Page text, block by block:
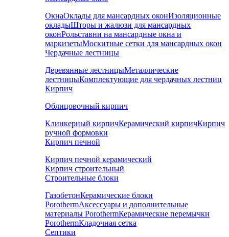
ОкнаОклады для мансардных оконИзоляционные
окладыШторы и жалюзи для мансардных
оконРольставни на мансардные окна и
маркизетыМоскитные сетки для мансардных окон
Чердачные лестницы
Деревянные лестницыМеталлические
лестницыКомплектующие для чердачных лестниц
Кирпич
Облицовочный кирпич
Клинкерный кирпичКерамический кирпичКирпич
ручной формовки
Кирпич печной
Кирпич печной керамический
Кирпич строительный
Строительные блоки
ГазобетонКерамические блоки
PorothermАксессуары и дополнительные
материалы PorothermКерамические перемычки
PorothermКладочная сетка
Септики